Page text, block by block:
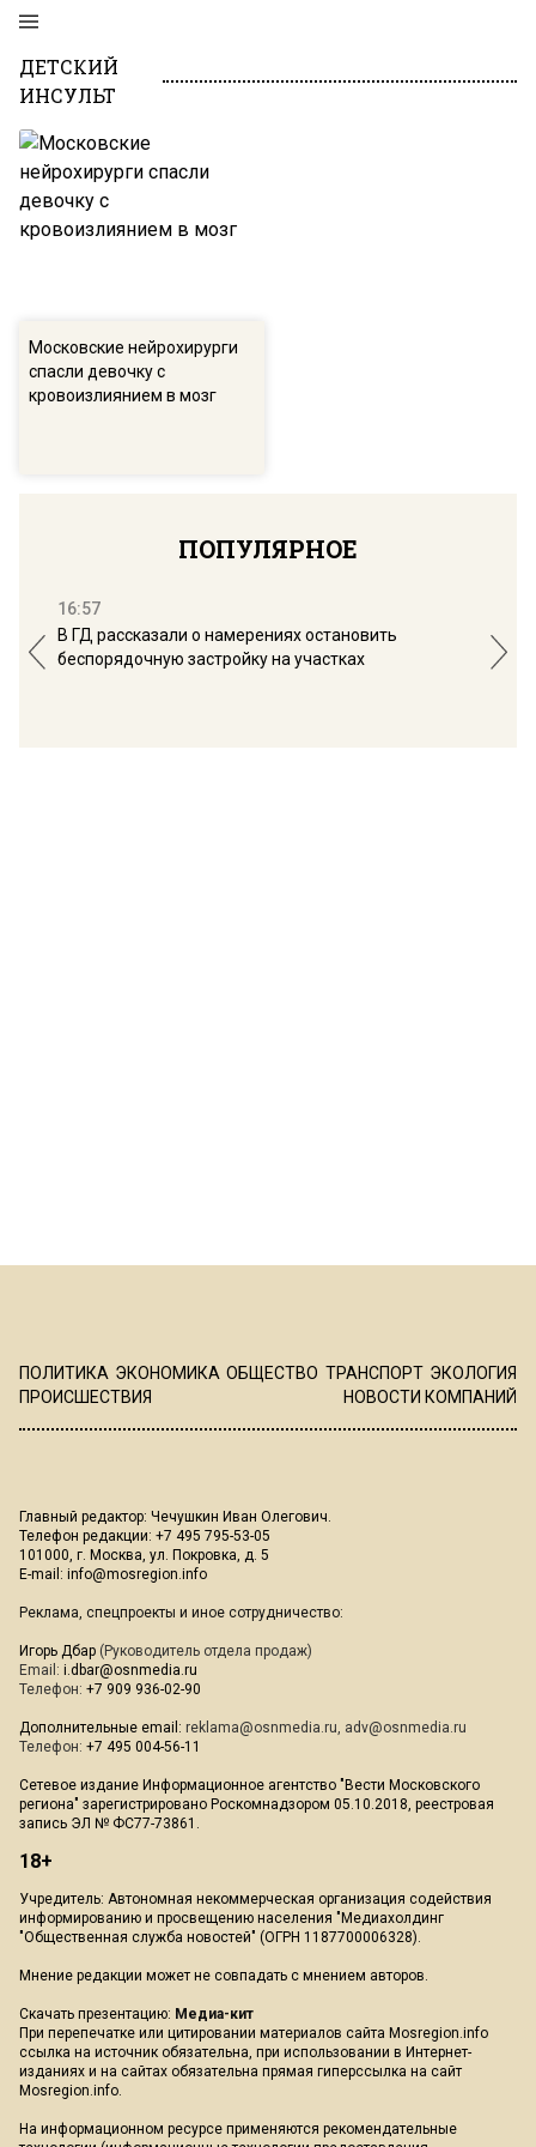
ДЕТСКИЙ
ИНСУЛЬТ
Московские нейрохирурги
спасли девочку с
кровоизлиянием в мозг
ПОПУЛЯРНОЕ
16:57
В ГД рассказали о намерениях остановить
беспорядочную застройку на участках
ПОЛИТИКА ЭКОНОМИКА ОБЩЕСТВО ТРАНСПОРТ ЭКОЛОГИЯ
ПРОИСШЕСТВИЯ
НОВОСТИ КОМПАНИЙ
Главный редактор: Чечушкин Иван Олегович.
Телефон редакции: +7 495 795-53-05
101000, г. Москва, ул. Покровка, д. 5
E-mail: info@mosregion.info
Реклама, спецпроекты и иное сотрудничество:
Игорь Дбар (Руководитель отдела продаж)
Email: i.dbar@osnmedia.ru
Телефон: +7 909 936-02-90
Дополнительные email: reklama@osnmedia.ru, adv@osnmedia.ru
Телефон: +7 495 004-56-11
Сетевое издание Информационное агентство "Вести Московского
региона" зарегистрировано Роскомнадзором 05.10.2018, реестровая
запись ЭЛ № ФС77-73861.
18+
Учредитель: Автономная некоммерческая организация содействия
информированию и просвещению населения "Медиахолдинг
"Общественная служба новостей" (ОГРН 1187700006328).
Мнение редакции может не совпадать с мнением авторов.
Скачать презентацию: Медиа-кит
При перепечатке или цитировании материалов сайта Mosregion.info
ссылка на источник обязательна, при использовании в Интернет-
изданиях и на сайтах обязательна прямая гиперссылка на сайт
Mosregion.info.
На информационном ресурсе применяются рекомендательные